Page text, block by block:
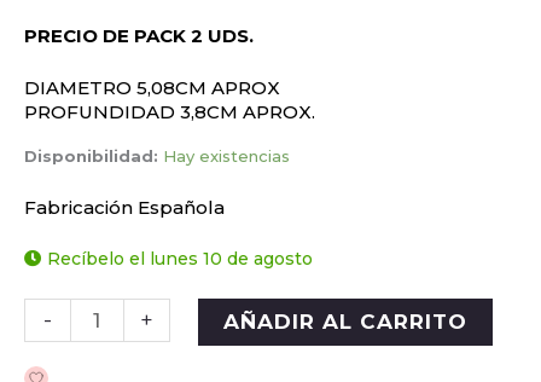
PRECIO DE PACK 2 UDS.
DIAMETRO 5,08CM APROX
PROFUNDIDAD 3,8CM APROX.
Disponibilidad: Hay existencias
Fabricación Española
Recíbelo el lunes 10 de agosto
- + AÑADIR AL CARRITO